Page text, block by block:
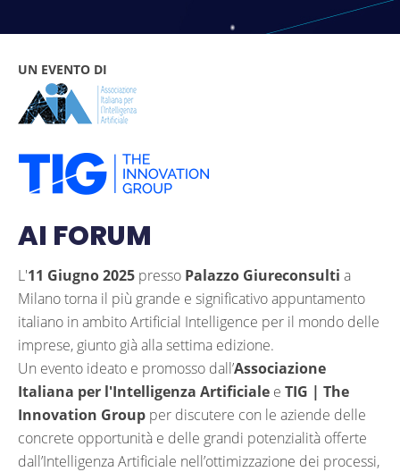
UN EVENTO DI
AI FORUM
L'11 Giugno 2025 presso Palazzo Giureconsulti a
Milano torna il più grande e significativo appuntamento
italiano in ambito Artificial Intelligence per il mondo delle
imprese, giunto già alla settima edizione.
Un evento ideato e promosso dall’Associazione
Italiana per l'Intelligenza Artificiale e TIG | The
Innovation Group per discutere con le aziende delle
concrete opportunità e delle grandi potenzialità offerte
dall’Intelligenza Artificiale nell’ottimizzazione dei processi,